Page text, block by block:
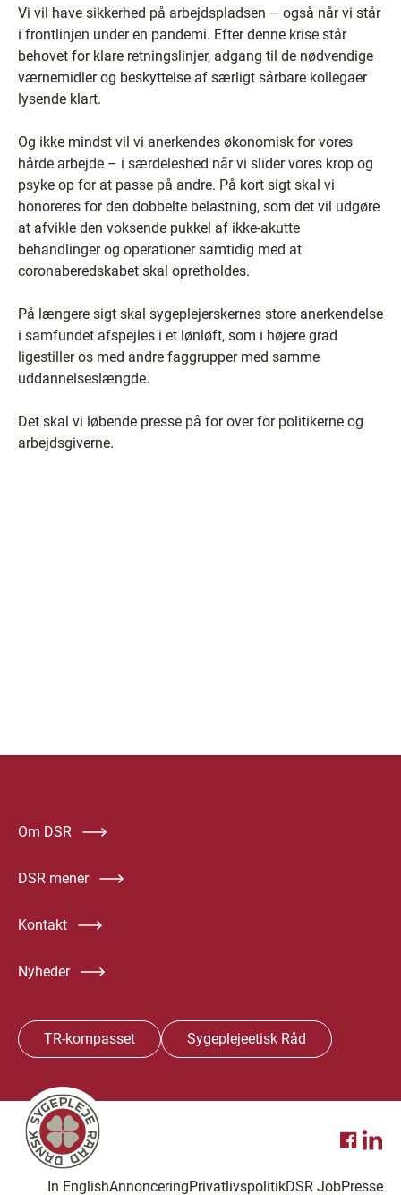
Vi vil have sikkerhed på arbejdspladsen – også når vi står
i frontlinjen under en pandemi. Efter denne krise står
behovet for klare retningslinjer, adgang til de nødvendige
værnemidler og beskyttelse af særligt sårbare kollegaer
lysende klart.
Og ikke mindst vil vi anerkendes økonomisk for vores
hårde arbejde – i særdeleshed når vi slider vores krop og
psyke op for at passe på andre. På kort sigt skal vi
honoreres for den dobbelte belastning, som det vil udgøre
at afvikle den voksende pukkel af ikke-akutte
behandlinger og operationer samtidig med at
coronaberedskabet skal opretholdes.
På længere sigt skal sygeplejerskernes store anerkendelse
i samfundet afspejles i et lønløft, som i højere grad
ligestiller os med andre faggrupper med samme
uddannelseslængde.
Det skal vi løbende presse på for over for politikerne og
arbejdsgiverne.
Om DSR
DSR mener
Kontakt
Nyheder
TR-kompasset Sygeplejeetisk Råd
In EnglishAnnonceringPrivatlivspolitikDSR JobPresse